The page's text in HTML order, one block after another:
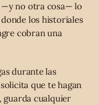
—y no otra cosa— lo
los historiales
cobran una
durante las
que te hagan
guarda cualquier